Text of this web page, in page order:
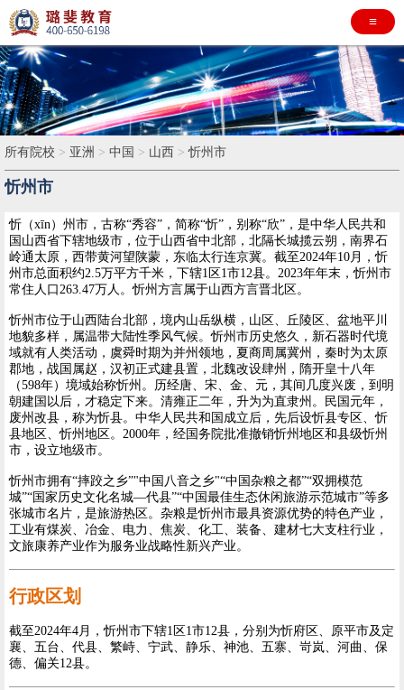
≡
所有院校 > 亚洲 > 中国 > 山西 > 忻州市
忻州市
忻（xīn）州市，古称“秀容”，简称“忻”，别称“欣”，是中华人民共和
国山西省下辖地级市，位于山西省中北部，北隔长城揽云朔，南界石
岭通太原，西带黄河望陕蒙，东临太行连京冀。截至2024年10月，忻
州市总面积约2.5万平方千米，下辖1区1市12县。2023年年末，忻州市
常住人口263.47万人。忻州方言属于山西方言晋北区。
忻州市位于山西陆台北部，境内山岳纵横，山区、丘陵区、盆地平川
地貌多样，属温带大陆性季风气候。忻州市历史悠久，新石器时代境
域就有人类活动，虞舜时期为并州领地，夏商周属冀州，秦时为太原
郡地，战国属赵，汉初正式建县置，北魏改设肆州，隋开皇十八年
（598年）境域始称忻州。历经唐、宋、金、元，其间几度兴废，到明
朝建国以后，才稳定下来。清雍正二年，升为为直隶州。民国元年，
废州改县，称为忻县。中华人民共和国成立后，先后设忻县专区、忻
县地区、忻州地区。2000年，经国务院批准撤销忻州地区和县级忻州
市，设立地级市。
忻州市拥有“摔跤之乡”"中国八音之乡"“中国杂粮之都”“双拥模范
城”“国家历史文化名城—代县”“中国最佳生态休闲旅游示范城市”等多
张城市名片，是旅游热区。杂粮是忻州市最具资源优势的特色产业，
工业有煤炭、冶金、电力、焦炭、化工、装备、建材七大支柱行业，
文旅康养产业作为服务业战略性新兴产业。
行政区划
截至2024年4月，忻州市下辖1区1市12县，分别为忻府区、原平市及定
襄、五台、代县、繁峙、宁武、静乐、神池、五寨、岢岚、河曲、保
德、偏关12县。